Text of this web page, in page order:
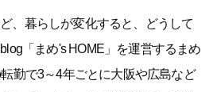
、暮らしが変化すると、どうして
「まめ's HOME」を運営するまめ
勤で3～4年ごとに大阪や広島など